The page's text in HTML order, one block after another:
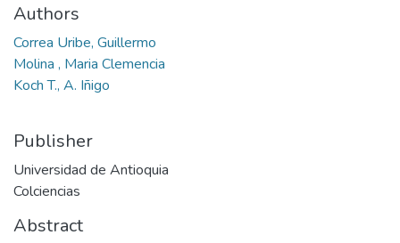
Authors
Correa Uribe, Guillermo
Molina , Maria Clemencia
Koch T., A. Iñigo
Publisher
Universidad de Antioquia
Colciencias
Abstract